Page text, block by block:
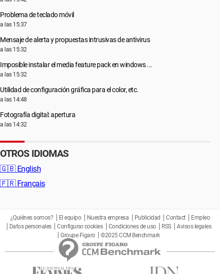
Problema de teclado móvil
a las 15:37
Mensaje de alerta y propuestas intrusivas de antivirus
a las 15:32
Imposible instalar el media feature pack en windows ...
a las 15:32
Utilidad de configuración gráfica para el color, etc.
a las 14:48
Fotografía digital: apertura
a las 14:32
OTROS IDIOMAS
🇬🇧 English
🇫🇷 Français
¿Quiénes somos? El equipo Nuestra empresa Publicidad Contact
Empleo
Datos personales
Configurar cookies Condiciones de uso RSS
Avisos legales
Groupe Figaro
©2025 CCM Benchmark